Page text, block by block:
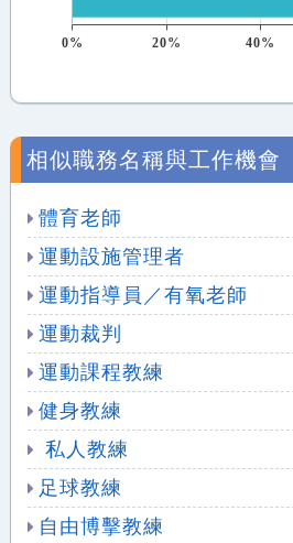
0% 20% 40%
相似職務名稱與工作機會
體育老師
運動設施管理者
運動指導員／有氧老師
運動裁判
運動課程教練
健身教練
私人教練
足球教練
自由博擊教練